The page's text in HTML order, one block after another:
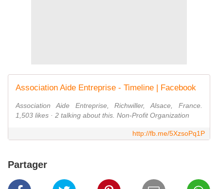
Association Aide Entreprise - Timeline | Facebook
Association Aide Entreprise, Richwiller, Alsace, France.
1,503 likes · 2 talking about this. Non-Profit Organization
http://fb.me/5XzsoPq1P
Partager